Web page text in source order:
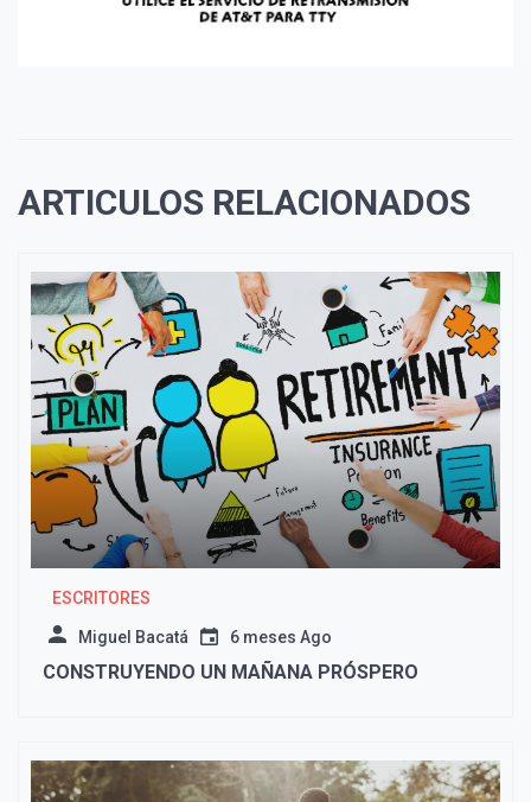
ARTICULOS RELACIONADOS
ESCRITORES
Miguel Bacatá 6 meses Ago
CONSTRUYENDO UN MAÑANA PRÓSPERO